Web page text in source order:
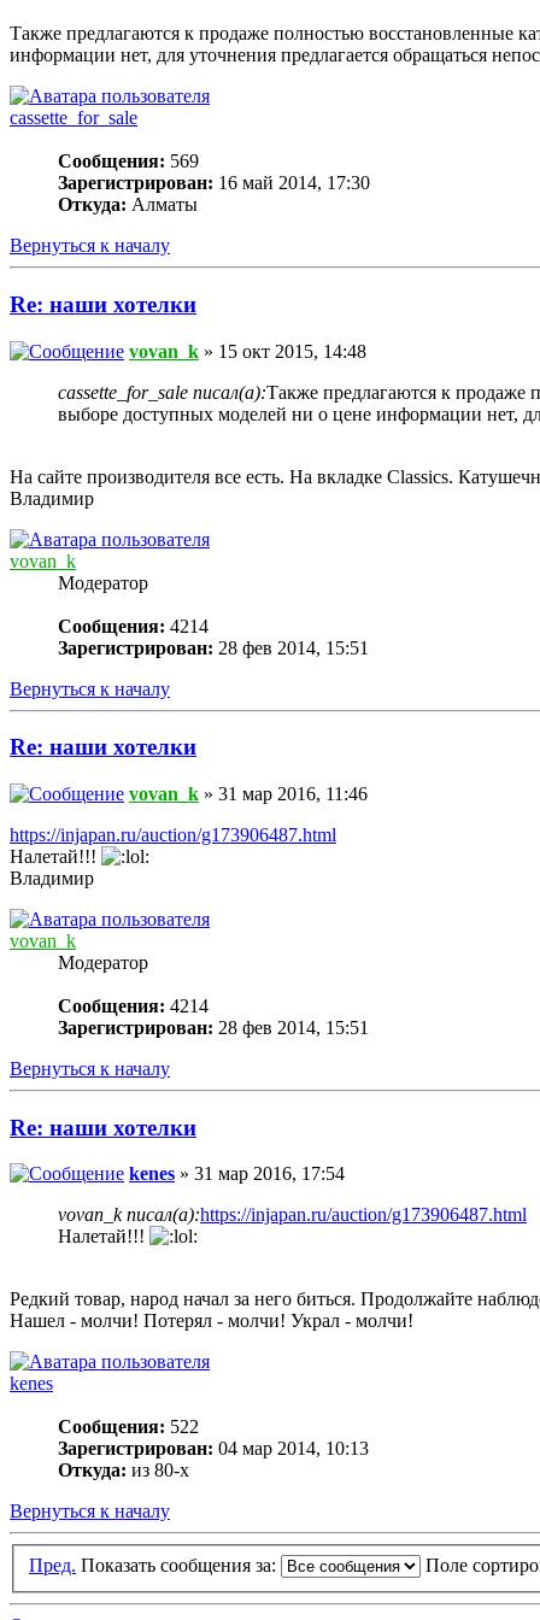
Также предлагаются к продаже полностью восстановленные
информации нет, для уточнения предлагается обращаться
cassette_for_sale
Сообщения: 569
Зарегистрирован: 16 май 2014, 17:30
Откуда: Алматы
Вернуться к началу
Re: наши хотелки
vovan_k » 15 окт 2015, 14:48
cassette_for_sale писал(а):Также предлагаются к продаже
выборе доступных моделей ни о цене информации нет,
На сайте производителя все есть. На вкладке Classics.
Владимир
vovan_k
Модератор
Сообщения: 4214
Зарегистрирован: 28 фев 2014, 15:51
Вернуться к началу
Re: наши хотелки
vovan_k » 31 мар 2016, 11:46
https://injapan.ru/auction/g173906487.html
Налетай!!!
Владимир
vovan_k
Модератор
Сообщения: 4214
Зарегистрирован: 28 фев 2014, 15:51
Вернуться к началу
Re: наши хотелки
kenes » 31 мар 2016, 17:54
vovan_k писал(а):https://injapan.ru/auction/g173906487.html
Налетай!!!
Редкий товар, народ начал за него биться. Продолжайте
Нашел - молчи! Потерял - молчи! Украл - молчи!
kenes
Сообщения: 522
Зарегистрирован: 04 мар 2014, 10:13
Откуда: из 80-х
Вернуться к началу
Пред. Показать сообщения за: Поле